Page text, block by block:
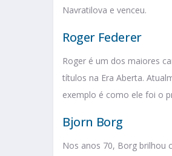
Navratilova e venceu.
Roger Federer
Roger é um dos maiores
títulos na Era Aberta.
exemplo é como ele foi o
Bjorn Borg
Nos anos 70, Borg brilhou